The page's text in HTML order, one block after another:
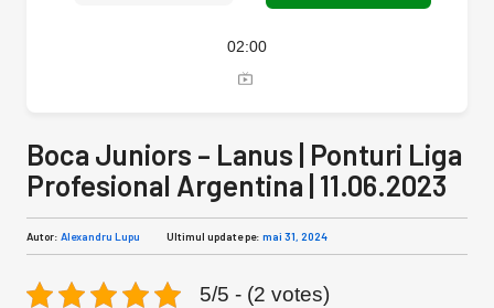
02:00
Boca Juniors – Lanus | Ponturi Liga
Profesional Argentina | 11.06.2023
Autor: Alexandru Lupu Ultimul update pe: mai 31, 2024
5/5 - (2 votes)